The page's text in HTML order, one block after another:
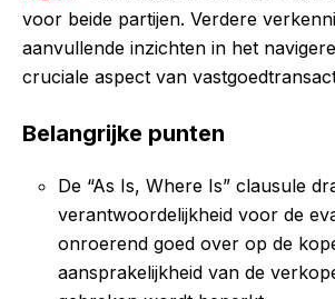
voor beide partijen. Verdere
aanvullende inzichten in het
cruciale aspect van
Belangrijke punten
De “As Is, Where Is” clausule
verantwoordelijkheid voor de
onroerend goed over op de
aansprakelijkheid van de